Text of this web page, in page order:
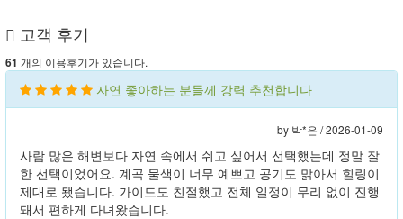
고객 후기
61 개의 이용후기가 있습니다.
자연 좋아하는 분들께 강력 추천합니다
by 박*은 /2026-01-09
사람 많은 해변보다 자연 속에서 쉬고 싶어서 선택했는데 정말 잘
한 선택이었어요. 계곡 물색이 너무 예쁘고 공기도 맑아서 힐링이
제대로 됐습니다. 가이드도 친절했고 전체 일정이 무리 없이 진행
돼서 편하게 다녀왔습니다.